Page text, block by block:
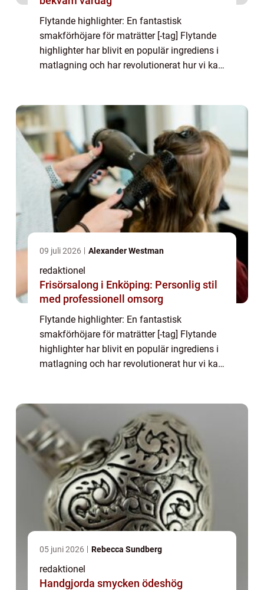
Flytande highlighter: En fantastisk
smakförhöjare för maträtter [-tag] Flytande
highlighter har blivit en populär ingrediens i
matlagning och har revolutionerat hur vi kan
09 juli 2026 Alexander Westman
redaktionel
Frisörsalong i Enköping: Personlig stil
med professionell omsorg
Flytande highlighter: En fantastisk
smakförhöjare för maträtter [-tag] Flytande
highlighter har blivit en populär ingrediens i
matlagning och har revolutionerat hur vi kan
05 juni 2026 Rebecca Sundberg
redaktionel
Handgjorda smycken ödeshög